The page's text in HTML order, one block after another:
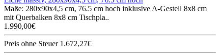
Maße: 280x90x4,5 cm, 76.5 cm hoch inklusive A-Gestell 8x8 cm
mit Querbalken 8x8 cm Tischpla..
1.990,00€
Preis ohne Steuer 1.672,27€